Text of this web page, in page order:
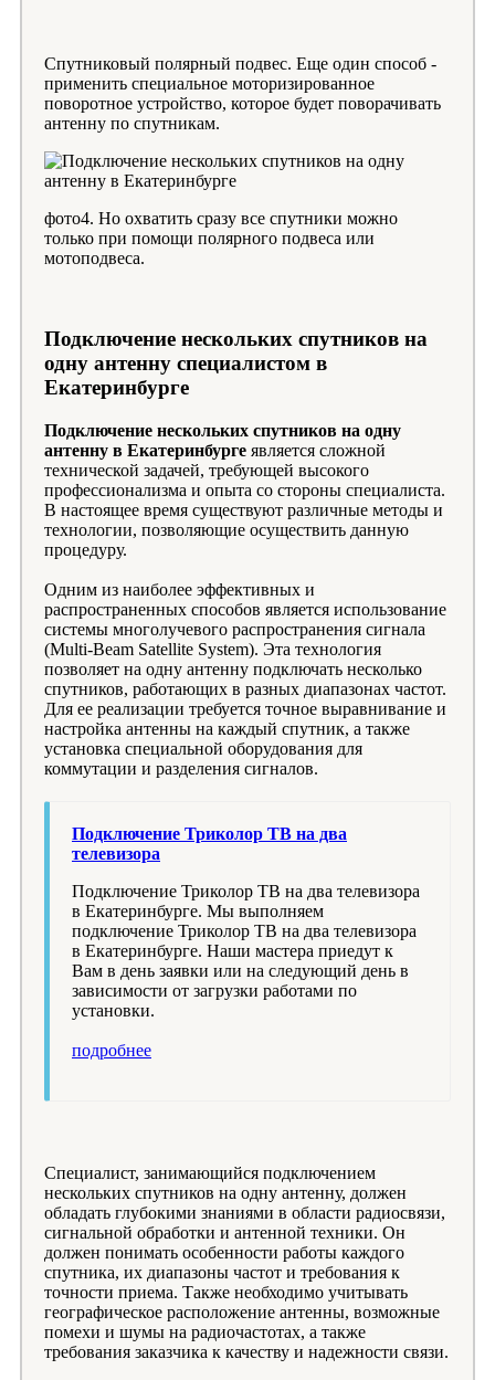
Спутниковый полярный подвес. Еще один способ -
применить специальное моторизированное
поворотное устройство, которое будет поворачивать
антенну по спутникам.
фото4. Но охватить сразу все спутники можно
только при помощи полярного подвеса или
мотоподвеса.
Подключение нескольких спутников на
одну антенну специалистом в
Екатеринбурге
Подключение нескольких спутников на одну
антенну в Екатеринбурге является сложной
технической задачей, требующей высокого
профессионализма и опыта со стороны специалиста.
В настоящее время существуют различные методы и
технологии, позволяющие осуществить данную
процедуру.
Одним из наиболее эффективных и
распространенных способов является использование
системы многолучевого распространения сигнала
(Multi-Beam Satellite System). Эта технология
позволяет на одну антенну подключать несколько
спутников, работающих в разных диапазонах частот.
Для ее реализации требуется точное выравнивание и
настройка антенны на каждый спутник, а также
установка специальной оборудования для
коммутации и разделения сигналов.
Подключение Триколор ТВ на два
телевизора
Подключение Триколор ТВ на два телевизора
в Екатеринбурге. Мы выполняем
подключение Триколор ТВ на два телевизора
в Екатеринбурге. Наши мастера приедут к
Вам в день заявки или на следующий день в
зависимости от загрузки работами по
установки.
подробнее
Специалист, занимающийся подключением
нескольких спутников на одну антенну, должен
обладать глубокими знаниями в области радиосвязи,
сигнальной обработки и антенной техники. Он
должен понимать особенности работы каждого
спутника, их диапазоны частот и требования к
точности приема. Также необходимо учитывать
географическое расположение антенны, возможные
помехи и шумы на радиочастотах, а также
требования заказчика к качеству и надежности связи.